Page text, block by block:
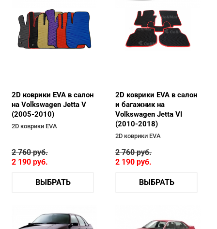
2D коврики EVA в салон
на Volkswagen Jetta V
(2005-2010)
2D коврики EVA
2 760руб.
2 190 руб.
ВЫБРАТЬ
2D коврики EVA в салон
и багажник на
Volkswagen Jetta VI
(2010-2018)
2D коврики EVA
2 760руб.
2 190 руб.
ВЫБРАТЬ